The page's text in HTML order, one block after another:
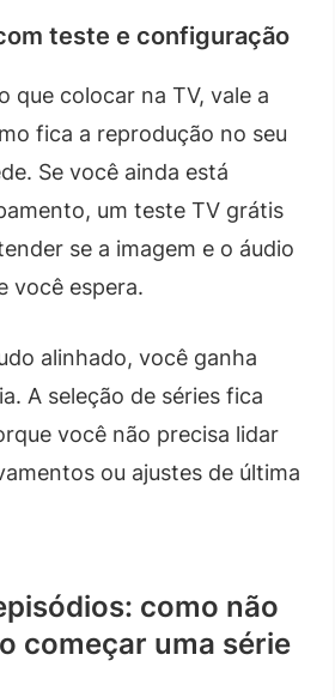
teste e configuração
que colocar na TV, vale a
fica a reprodução no seu
Se você ainda está
um teste TV grátis
se a imagem e o áudio
você espera.
alinhado, você ganha
A seleção de séries fica
você não precisa lidar
ou ajustes de última
como não
começar uma série